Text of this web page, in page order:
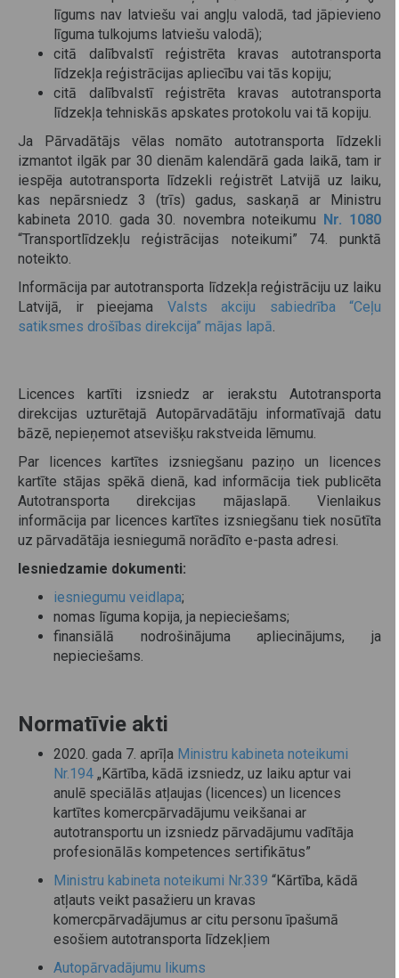
līgums nav latviešu vai angļu valodā, tad jāpievieno
līguma tulkojums latviešu valodā);
citā dalībvalstī reģistrēta kravas autotransporta
līdzekļa reģistrācijas apliecību vai tās kopiju;
citā dalībvalstī reģistrēta kravas autotransporta
līdzekļa tehniskās apskates protokolu vai tā kopiju.
Ja Pārvadātājs vēlas nomāto autotransporta līdzekli
izmantot ilgāk par 30 dienām kalendārā gada laikā, tam ir
iespēja autotransporta līdzekli reģistrēt Latvijā uz laiku,
kas nepārsniedz 3 (trīs) gadus, saskaņā ar Ministru
kabineta 2010. gada 30. novembra noteikumu
Nr. 1080
“Transportlīdzekļu reģistrācijas noteikumi” 74. punktā
noteikto.
Informācija par autotransporta līdzekļa reģistrāciju uz laiku
Latvijā, ir pieejama Valsts akciju sabiedrība “Ceļu
satiksmes drošības direkcija” mājas lapā.
Licences kartīti izsniedz ar ierakstu Autotransporta
direkcijas uzturētajā Autopārvadātāju informatīvajā datu
bāzē, nepieņemot atsevišķu rakstveida lēmumu.
Par licences kartītes izsniegšanu paziņo un licences
kartīte stājas spēkā dienā, kad informācija tiek publicēta
Autotransporta direkcijas mājaslapā. Vienlaikus
informācija par licences kartītes izsniegšanu tiek nosūtīta
uz pārvadātāja iesniegumā norādīto e-pasta adresi.
Iesniedzamie dokumenti:
iesniegumu veidlapa;
nomas līguma kopija, ja nepieciešams;
finansiālā nodrošinājuma apliecinājums, ja
nepieciešams.
Normatīvie akti
2020. gada 7. aprīļa Ministru kabineta noteikumi
Nr.194 „Kārtība, kādā izsniedz, uz laiku aptur vai
anulē speciālās atļaujas (licences) un licences
kartītes komercpārvadājumu veikšanai ar
autotransportu un izsniedz pārvadājumu vadītāja
profesionālās kompetences sertifikātus”
Ministru kabineta noteikumi Nr.339 “Kārtība, kādā
atļauts veikt pasažieru un kravas
komercpārvadājumus ar citu personu īpašumā
esošiem autotransporta līdzekļiem
Autopārvadājumu likums